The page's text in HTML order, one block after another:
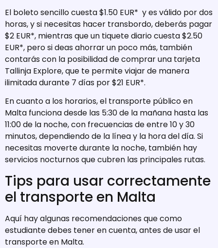
El boleto sencillo cuesta $1.50 EUR* y es válido por dos
horas, y si necesitas hacer transbordo, deberás pagar
$2 EUR*, mientras que un tiquete diario cuesta $2.50
EUR*, pero si deas ahorrar un poco más, también
contarás con la posibilidad de comprar una tarjeta
Tallinja Explore, que te permite viajar de manera
ilimitada durante 7 días por $21 EUR*.
En cuanto a los horarios, el transporte público en
Malta funciona desde las 5:30 de la mañana hasta las
11:00 de la noche, con frecuencias de entre 10 y 30
minutos, dependiendo de la línea y la hora del día. Si
necesitas moverte durante la noche, también hay
servicios nocturnos que cubren las principales rutas.
Tips para usar correctamente
el transporte en Malta
Aquí hay algunas recomendaciones que como
estudiante debes tener en cuenta, antes de usar el
transporte en Malta.